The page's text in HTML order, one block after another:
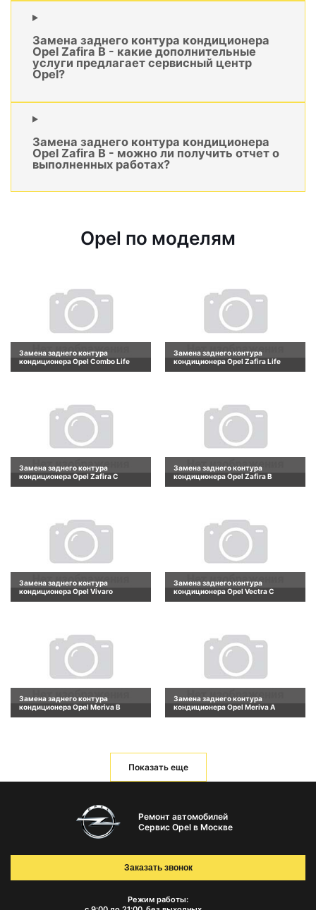
Замена заднего контура кондиционера
Opel Zafira B - какие дополнительные
услуги предлагает сервисный центр
Opel?
Замена заднего контура кондиционера
Opel Zafira B - можно ли получить отчет о
выполненных работах?
Opel по моделям
Замена заднего контура
кондиционера Opel Combo Life
Замена заднего контура
кондиционера Opel Zafira Life
Замена заднего контура
кондиционера Opel Zafira C
Замена заднего контура
кондиционера Opel Zafira B
Замена заднего контура
кондиционера Opel Vivaro
Замена заднего контура
кондиционера Opel Vectra C
Замена заднего контура
кондиционера Opel Meriva B
Замена заднего контура
кондиционера Opel Meriva A
Показать еще
Ремонт автомобилей
Сервис Opel в Москве
Режим работы:
Заказать звонок